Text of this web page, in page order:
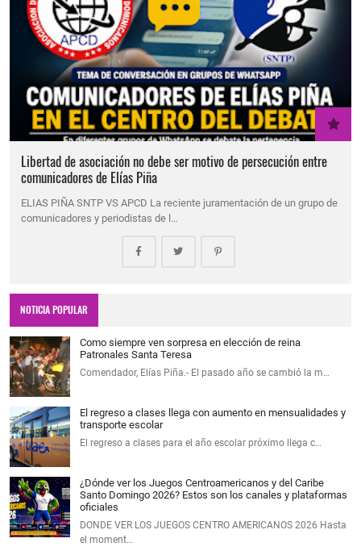
Libertad de asociación no debe ser motivo de persecución entre
comunicadores de Elías Piña
ELIAS PIÑA SNTP VS APCD La reciente juramentación de un grupo de
comunicadores y periodistas de l…
NOTICIA POPULAR
Como siempre ven sorpresa en elección de reina
Patronales Santa Teresa
Comendador, Elías Piña.- El pasado año se cambió la m…
El regreso a clases llega con aumento en mensualidades y
transporte escolar
El regreso a clases para el año escolar próximo llega c…
¿Dónde ver los Juegos Centroamericanos y del Caribe
Santo Domingo 2026? Estos son los canales y plataformas
oficiales
DONDE VER LOS JUEGOS CENTRO AMERICANOS 2026 Hasta
el moment…